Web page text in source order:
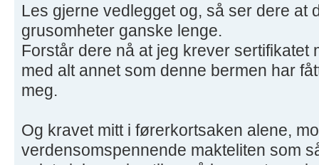
Les gjerne vedlegget og, så ser dere at
grusomheter ganske lenge.
Forstår dere nå at jeg krever sertifikatet
med alt annet som denne bermen har
meg.
Og kravet mitt i førerkortsaken alene,
verdensomspennende makteliten som